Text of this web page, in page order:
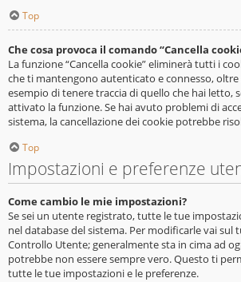
Top
Che cosa provoca il comando “Cancella
La funzione “Cancella cookie” eliminerà tutti i
che ti mantengono autenticato e connesso,
esempio di tenere traccia di quello che hai letto,
attivato la funzione. Se hai avuto problemi di
sistema, la cancellazione dei cookie potrebbe
Top
Impostazioni e preferenze
Come cambio le mie impostazioni?
Se sei un utente registrato, tutte le tue
nel database del sistema. Per modificarle vai sul
Controllo Utente; generalmente sta in cima ad
potrebbe non essere sempre vero. Questo ti
tutte le tue impostazioni e le preferenze.